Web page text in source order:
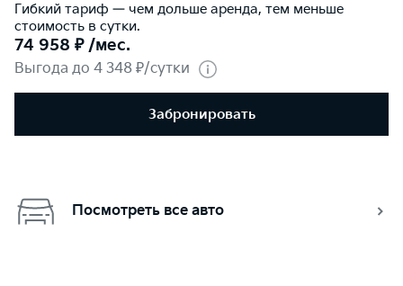
Гибкий тариф — чем дольше аренда, тем меньше
стоимость в сутки.
74 958 ₽ /мес.
Выгода до 4 348 ₽/сутки
Забронировать
Посмотреть все авто